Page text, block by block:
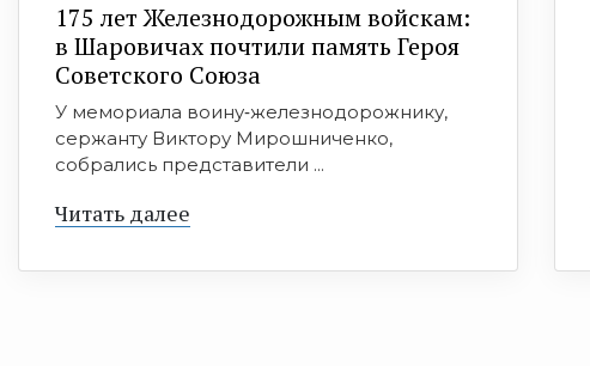
175 лет Железнодорожным войскам:
в Шаровичах почтили память Героя
Советского Союза
У мемориала воину‑железнодорожнику,
сержанту Виктору Мирошниченко,
собрались представители ...
Читать далее